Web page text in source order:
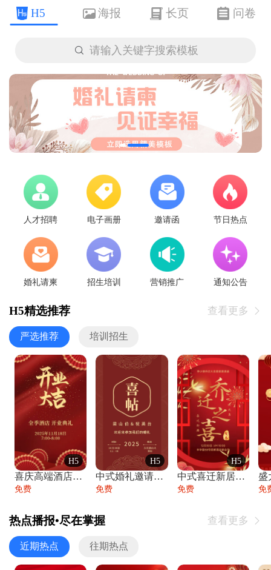
H5 海报 长页 问卷
 请输入关键字搜索模板
人才招聘 电子画册 邀请函 节日热点
婚礼请柬 招生培训 营销推广 通知公告
H5精选推荐 查看更多 
严选推荐 培训招生
H5
喜庆高端酒店开业大吉邀请函
免费
H5
中式婚礼邀请函中国风传统复古婚礼请柬请帖
免费
H5
中式喜迁新居乔迁之喜邀请函宴会请帖
免费 免
热点播报•尽在掌握 查看更多 
近期热点 往期热点